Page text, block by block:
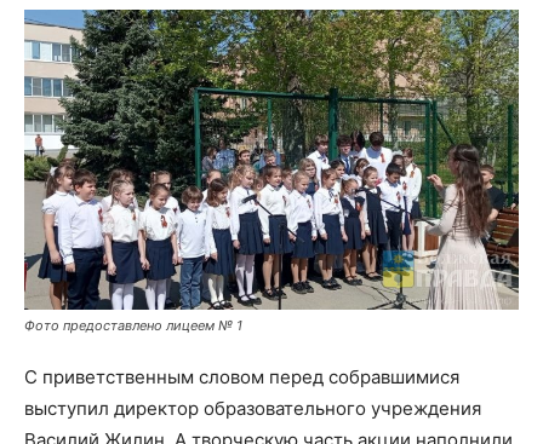
Фото предоставлено лицеем № 1
С приветственным словом перед собравшимися
выступил директор образовательного учреждения